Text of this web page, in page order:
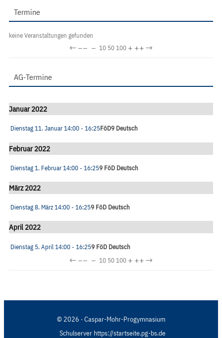
Termine
keine Veranstaltungen gefunden
←−− − 10 50100 + ++→
AG-Termine
Januar 2022
Dienstag 11. Januar14:00- 16:25FöD9 Deutsch
Februar 2022
Dienstag 1. Februar14:00- 16:259 FöD Deutsch
März 2022
Dienstag 8. März14:00- 16:259 FöD Deutsch
April 2022
Dienstag 5. April14:00- 16:259 FöD Deutsch
←−− − 10 50100 + ++→
© 2026 · Caspar-Mohr-Progymnasium
Schulserver https://startseite.pg-bs.de